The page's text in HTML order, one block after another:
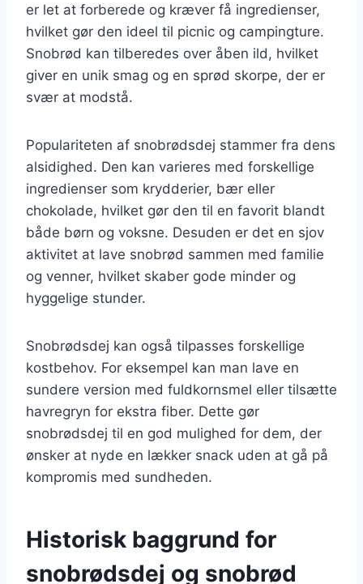
er let at forberede og kræver få ingredienser,
hvilket gør den ideel til picnic og campingture.
Snobrød kan tilberedes over åben ild, hvilket
giver en unik smag og en sprød skorpe, der er
svær at modstå.
Populariteten af snobrødsdej stammer fra dens
alsidighed. Den kan varieres med forskellige
ingredienser som krydderier, bær eller
chokolade, hvilket gør den til en favorit blandt
både børn og voksne. Desuden er det en sjov
aktivitet at lave snobrød sammen med familie
og venner, hvilket skaber gode minder og
hyggelige stunder.
Snobrødsdej kan også tilpasses forskellige
kostbehov. For eksempel kan man lave en
sundere version med fuldkornsmel eller tilsætte
havregryn for ekstra fiber. Dette gør
snobrødsdej til en god mulighed for dem, der
ønsker at nyde en lækker snack uden at gå på
kompromis med sundheden.
Historisk baggrund for
snobrødsdej og snobrød